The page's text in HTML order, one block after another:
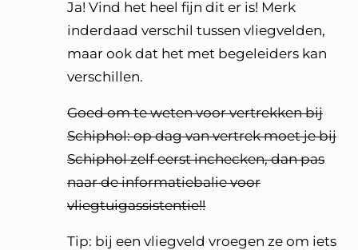
Ja! Vind het heel fijn dit er is! Merk
inderdaad verschil tussen vliegvelden,
maar ook dat het met begeleiders kan
verschillen.
Goed om te weten voor vertrekken bij
Schiphol: op dag van vertrek moet je bij
Schiphol zelf eerst inchecken, dan pas
naar de informatiebalie voor
vliegtuigassistentie!!
Tip: bij een vliegveld vroegen ze om iets